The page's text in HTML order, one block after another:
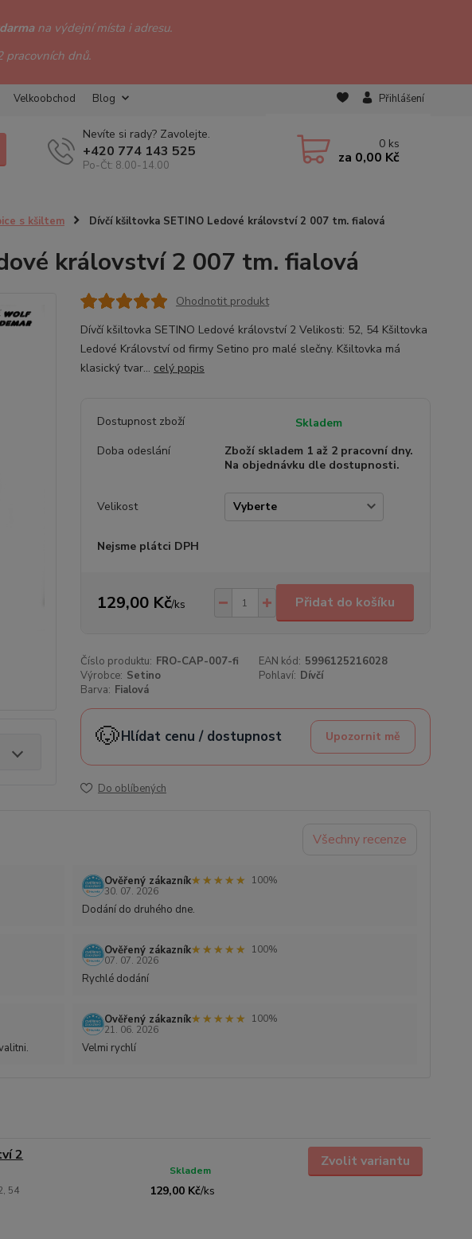
na výdejní místa i adresu.
pracovních dnů.
Velkoobchod Blog Přihlášení
Nevíte si rady? Zavolejte.
+420 774 143 525
Po-Čt: 8.00-14.00
0 ks
za 0,00 Kč
s kšiltem Dívčí kšiltovka SETINO Ledové království 2 007 tm. fialová
království 2 007 tm. fialová
Ohodnotit produkt
Dívčí kšiltovka SETINO Ledové království 2 Velikosti: 52, 54 Kšiltovka
Ledové Království od firmy Setino pro malé slečny. Kšiltovka má
klasický tvar... celý popis
Dostupnost zboží
Skladem
Doba odeslání
Zboží skladem 1 až 2 pracovní dny.
Na objednávku dle dostupnosti.
Velikost
Nejsme plátci DPH
129,00 Kč/ks Přidat do košíku
Číslo produktu: FRO-CAP-007-fi EAN kód: 5996125216028
Výrobce: Setino Pohlaví: Dívčí
Barva: Fialová
🐶Hlídat cenu / dostupnost Upozornit mě
Do oblíbených
Všechny recenze
Ověřený zákazník★★★★★
★★★★★
100%
30. 07. 2026
Dodání do druhého dne.
Ověřený zákazník★★★★★
★★★★★
100%
07. 07. 2026
Rychlé dodání
Ověřený zákazník★★★★★
★★★★★
100%
21. 06. 2026
Velmi rychlí
2
54
129,00 Kč/ks
Skladem
Zvolit variantu